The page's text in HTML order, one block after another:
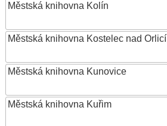
Městská knihovna Kolín
Městská knihovna Kostelec nad Orlicí
Městská knihovna Kunovice
Městská knihovna Kuřim